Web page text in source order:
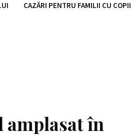
CAZĂRI PENTRU FAMILII CU COPII
amplasat în